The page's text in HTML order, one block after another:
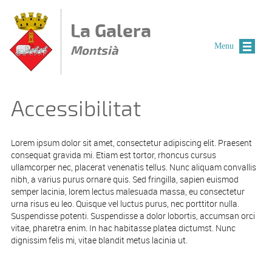
La Galera
Montsià
Accessibilitat
Lorem ipsum dolor sit amet, consectetur adipiscing elit. Praesent
consequat gravida mi. Etiam est tortor, rhoncus cursus
ullamcorper nec, placerat venenatis tellus. Nunc aliquam convallis
nibh, a varius purus ornare quis. Sed fringilla, sapien euismod
semper lacinia, lorem lectus malesuada massa, eu consectetur
urna risus eu leo. Quisque vel luctus purus, nec porttitor nulla.
Suspendisse potenti. Suspendisse a dolor lobortis, accumsan orci
vitae, pharetra enim. In hac habitasse platea dictumst. Nunc
dignissim felis mi, vitae blandit metus lacinia ut.
Menu